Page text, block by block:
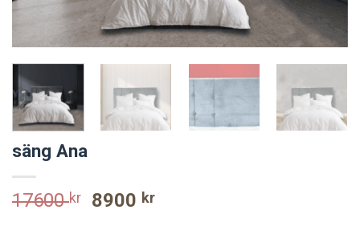
säng Ana
17600kr
Original
8900 krCurrent